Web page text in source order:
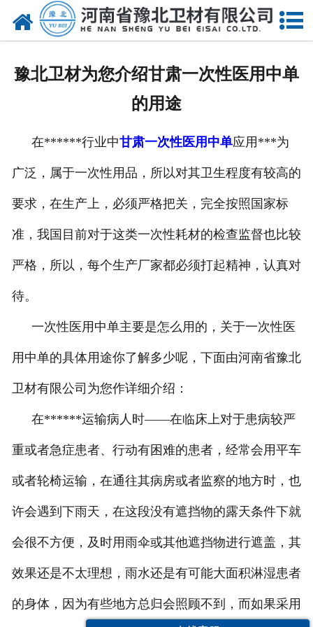
网站首页
厂房设备
人才招聘
联系我们
豫北卫材为您介绍甘肃一次性医用中单
的用途
在******行业中甘肃一次性医用中单应用***为
广泛，属于一次性用品，所以对其卫生程度有较高的
要求，在生产上，必须严格把关，完全按照国家标
准，我国目前对于这类一次性耗材的检查监督也比较
严格，所以，每个生产厂家都必须打起精神，认真对
待。
一次性医用中单主要是怎么用的，关于一次性医
用中单的具体用途你了解多少呢，下面由河南省豫北
卫材有限公司为您作详细介绍：
在******运输病人时——在临床上对于患病较严
重或者急症患者、行动有困难的患者，经常会用平车
或者轮椅运输，在通往其病房或者监察的地方时，也
许会遇到下雨天，在这段没有遮挡物的露天条件下就
会很不方便，及时用雨伞或其他遮挡物进行遮盖，其
效果还是不太理想，雨水还是有可能大面积淋湿患者
的身体，因为有些地方总归会照顾不到，而如果采用